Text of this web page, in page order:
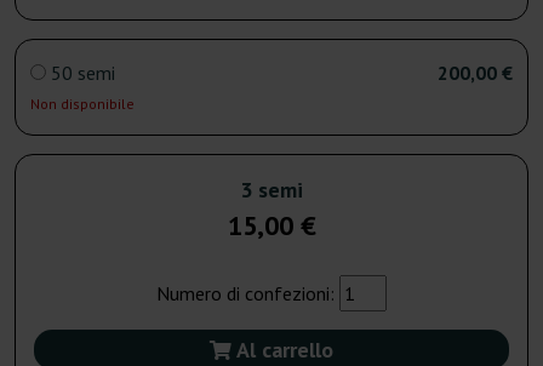
50 semi
Non disponibile
200,00 €
3 semi
15,00 €
Numero di confezioni:
Al carrello